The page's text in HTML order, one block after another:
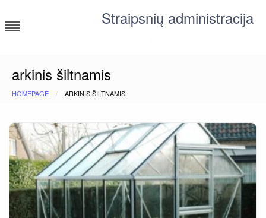
to
content
Straipsnių administracija
arkinis šiltnamis
HOMEPAGE ARKINIS ŠILTNAMIS